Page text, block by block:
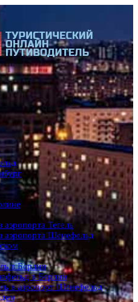
аэропорта Тегель
аэропорта Шенефельд
в Берлин
в Берлин
в аэропорт Шенефельд